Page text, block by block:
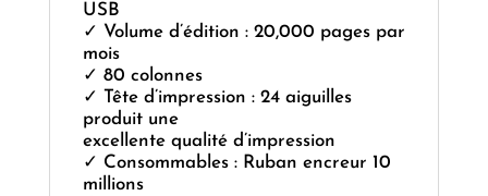
USB
✓ Volume d’édition : 20,000 pages par
mois
✓ 80 colonnes
✓ Tête d’impression : 24 aiguilles
produit une
excellente qualité d’impression
✓ Consommables : Ruban encreur 10
millions